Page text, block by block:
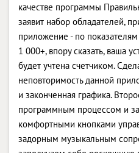
качестве программы
заявит набор обладателей,
приложение - по
1 000+, впору сказать, ваша
будет учтена счетчиком.
неповторимость данной
и законченная графика.
программным процессом и
комфортными кнопками
задорным музыкальным